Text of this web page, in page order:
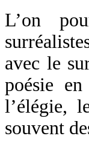
L’on
avec le
poésie
l’élégie,
souvent